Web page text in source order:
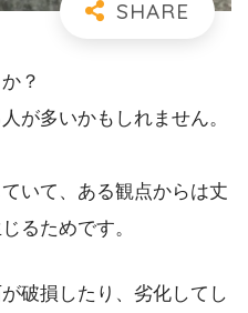
？
が多いかもしれません。
いて、ある観点からは丈
るためです。
破損したり、劣化してし